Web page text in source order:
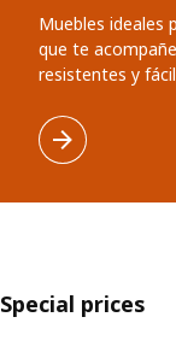
Muebles ideales
que te
resistentes y
Special prices